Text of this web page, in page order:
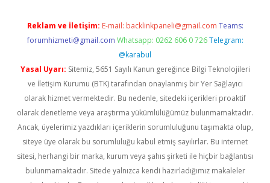
Reklam ve İletişim: E-mail: backlinkpaneli@gmail.com Teams:
forumhizmeti@gmail.com Whatsapp: 0262 606 0 726 Telegram:
@karabul
Yasal Uyarı: Sitemiz, 5651 Sayılı Kanun gereğince Bilgi Teknolojileri
ve İletişim Kurumu (BTK) tarafından onaylanmış bir Yer Sağlayıcı
olarak hizmet vermektedir. Bu nedenle, sitedeki içerikleri proaktif
olarak denetleme veya araştırma yükümlülüğümüz bulunmamaktadır.
Ancak, üyelerimiz yazdıkları içeriklerin sorumluluğunu taşımakta olup,
siteye üye olarak bu sorumluluğu kabul etmiş sayılırlar. Bu internet
sitesi, herhangi bir marka, kurum veya şahıs şirketi ile hiçbir bağlantısı
bulunmamaktadır. Sitede yalnızca kendi hazırladığımız makaleler